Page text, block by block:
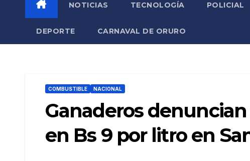
NOTICIAS TECNOLOGÍA POLICIAL
DEPORTE CARNAVAL DE ORURO
COMBUSTIBLE NACIONAL
Ganaderos
en Bs 9 por litro en